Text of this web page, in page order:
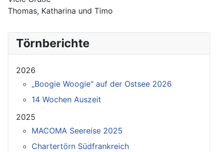
Thomas, Katharina und Timo
Törnberichte
2026
„Boogie Woogie“ auf der Ostsee 2026
14 Wochen Auszeit
2025
MACOMA Seereise 2025
Chartertörn Südfrankreich